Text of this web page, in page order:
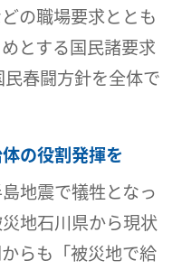
の職場要求ととも
とする国民諸要求
春闘方針を全体で
の役割発揮を
地震で犠牲となっ
地石川県から現状
らも「被災地で給